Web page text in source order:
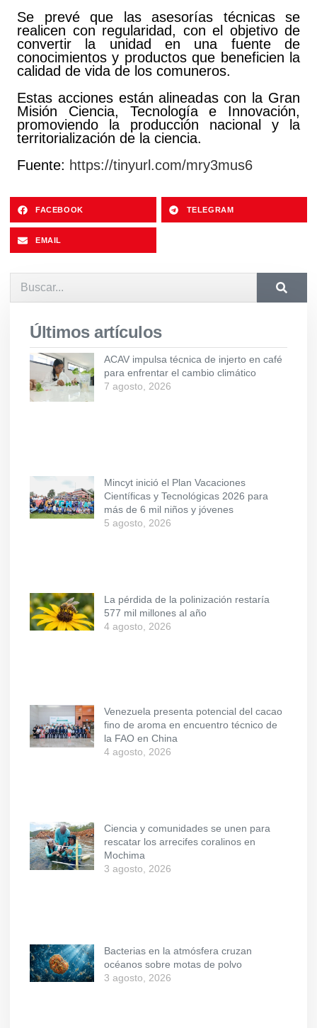
Se prevé que las asesorías técnicas se
realicen con regularidad, con el objetivo de
convertir la unidad en una fuente de
conocimientos y productos que beneficien la
calidad de vida de los comuneros.
Estas acciones están alineadas con la Gran
Misión Ciencia, Tecnología e Innovación,
promoviendo la producción nacional y la
territorialización de la ciencia.
Fuente: https://tinyurl.com/mry3mus6
FACEBOOK TELEGRAM
EMAIL
Últimos artículos
ACAV impulsa técnica de injerto en café
para enfrentar el cambio climático
7 agosto, 2026
Mincyt inició el Plan Vacaciones
Científicas y Tecnológicas 2026 para
más de 6 mil niños y jóvenes
5 agosto, 2026
La pérdida de la polinización restaría
577 mil millones al año
4 agosto, 2026
Venezuela presenta potencial del cacao
fino de aroma en encuentro técnico de
la FAO en China
4 agosto, 2026
Ciencia y comunidades se unen para
rescatar los arrecifes coralinos en
Mochima
3 agosto, 2026
Bacterias en la atmósfera cruzan
océanos sobre motas de polvo
3 agosto, 2026